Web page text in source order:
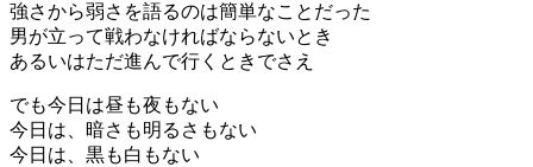
強さから弱さを語るのは簡単なことだった
男が立って戦わなければならないとき
あるいはただ進んで行くときでさえ
でも今日は昼も夜もない
今日は、暗さも明るさもない
今日は、黒も白もない